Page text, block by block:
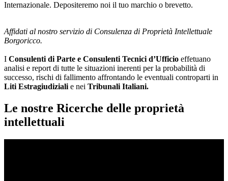
Internazionale. Depositeremo noi il tuo marchio o brevetto.
Affidati al nostro servizio di Consulenza di Proprietà Intellettuale
Borgoricco.
I Consulenti di Parte e Consulenti Tecnici d’Ufficio effetuano
analisi e report di tutte le situazioni inerenti per la probabilità di
successo, rischi di fallimento affrontando le eventuali controparti in
Liti Estragiudiziali e nei Tribunali Italiani.
Le nostre Ricerche delle proprietà
intellettuali